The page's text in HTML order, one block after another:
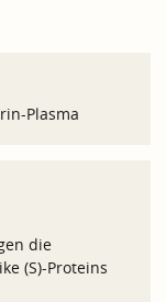
Plasma
die
(S)-Proteins